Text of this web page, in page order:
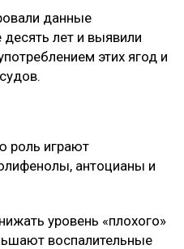
данные
лет и выявили
этих ягод и
роль играют
антоцианы и
уровень «плохого»
воспалительные